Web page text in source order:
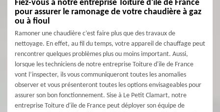
Fiez-vous à notre entreprise Toiture d'ile de France
pour assurer le ramonage de votre chaudière à gaz
ou à fioul
Ramoner une chaudière c’est faire plus que des travaux de
nettoyage. En effet, au fil du temps, votre appareil de chauffage peut
rencontrer quelques problèmes plus ou moins important. Aussi,
lorsque les techniciens de notre entreprise Toiture d'ile de France
vont l’inspecter, ils vous communiqueront toutes les anomalies
observer et vous présenteront toutes les options envisageables pour
assurer son bon fonctionnement. Sise à Le Petit Clamart, notre
entreprise Toiture d'ile de France peut déployer son équipe de